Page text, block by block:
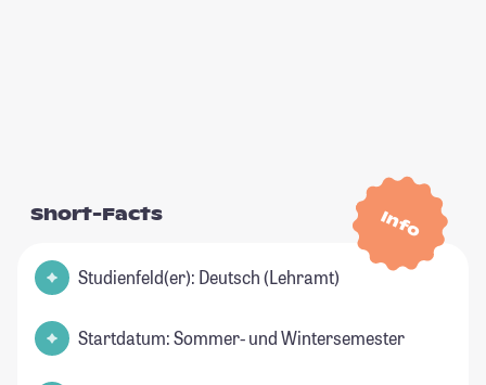
Info
Short-Facts
Studienfeld(er): Deutsch (Lehramt)
Startdatum: Sommer- und Wintersemester